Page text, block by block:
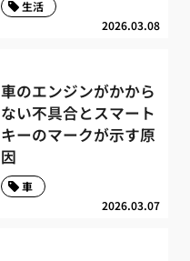
2026.03.08
生活
車のエンジンがかから
ない不具合とスマート
キーのマークが示す原
因
2026.03.07
車